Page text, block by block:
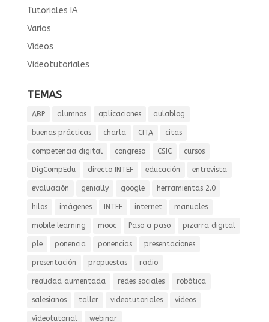
Tutoriales IA
Varios
Vídeos
Videotutoriales
TEMAS
ABP alumnos aplicaciones aulablog
buenas prácticas charla CITA citas
competencia digital congreso CSIC cursos
DigCompEdu directo INTEF educación entrevista
evaluación genially google herramientas 2.0
hilos imágenes INTEF internet manuales
mobile learning mooc Paso a paso pizarra digital
ple ponencia ponencias presentaciones
presentación propuestas radio
realidad aumentada redes sociales robótica
salesianos taller videotutoriales vídeos
vídeotutorial webinar